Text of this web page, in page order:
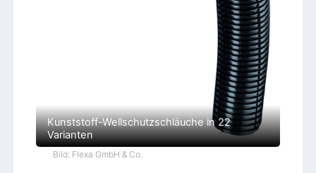
Kunststoff-Wellschutzschläuche in 22
Varianten
Bild: Flexa GmbH & Co.